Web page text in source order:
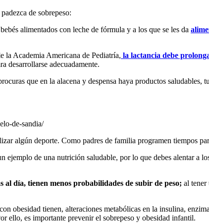
de sobrepeso:
alimentados con leche de fórmula y a los que se les da
la Academia Americana de Pediatría, la lactancia debe
desarrollarse adecuadamente.
que en la alacena y despensa haya productos saludables,
de-sandia/
algún deporte. Como padres de familia programen tiempos
ejemplo de una nutrición saludable, por lo que debes alentar a
día, tienen menos probabilidades de subir de peso; al tener
obesidad tienen, alteraciones metabólicas en la insulina,
ello, es importante prevenir el sobrepeso y obesidad infantil.